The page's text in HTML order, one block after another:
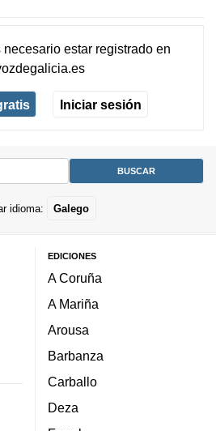
necesario estar registradoen
Iniciar sesión
idioma: Galego
EDICIONES
A Coruña
A Mariña
Arousa
Barbanza
Carballo
Deza